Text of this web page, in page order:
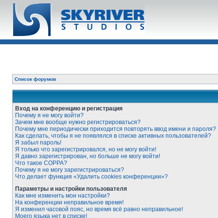
Список форумов
Вход на конференцию и регистрация
Почему я не могу войти?
Зачем мне вообще нужно регистрироваться?
Почему мне периодически приходится повторять ввод имени и пароля?
Как сделать, чтобы я не появлялся в списке активных пользователей?
Я забыл пароль!
Я только что зарегистрировался, но не могу войти!
Я давно зарегистрирован, но больше не могу войти!
Что такое COPPA?
Почему я не могу зарегистрироваться?
Что делает функция «Удалить cookies конференции»?
Параметры и настройки пользователя
Как мне изменить мои настройки?
На конференции неправильное время!
Я изменил часовой пояс, но время всё равно неправильное!
Моего языка нет в списке!